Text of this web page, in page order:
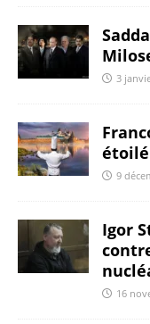
3
9
Igor
16